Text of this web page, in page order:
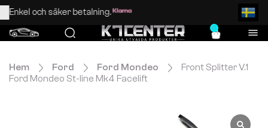
Enkel och säker betalning.
0
Hem Ford Ford Mondeo
Front Splitter V.1
Ford Mondeo St-line Mk4 Facelift